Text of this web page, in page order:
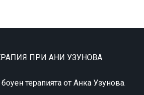
ПРИ АНИ УЗУНОВА
терапията от Анка Узунова.